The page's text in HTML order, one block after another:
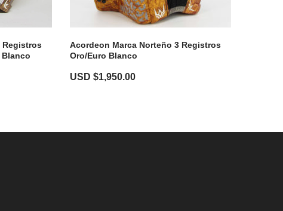
Registros
Blanco
Acordeon Marca Norteño 3 Registros
Oro/Euro Blanco
USD $1,950.00